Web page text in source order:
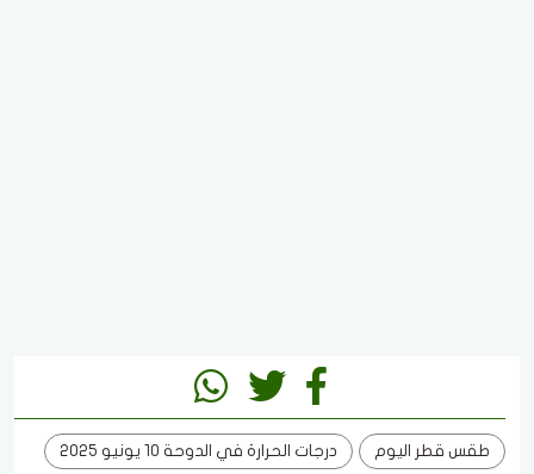
طقس قطر اليوم درجات الحرارة في الدوحة 10 يونيو 2025